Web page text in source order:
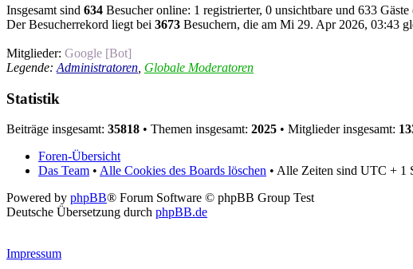
Insgesamt sind 634 Besucher online: 1 registrierter, 0 unsichtbare und 633
Der Besucherrekord liegt bei 3673 Besuchern, die am Mi 29. Apr 2026, 03:43
Mitglieder: Google [Bot]
Legende: Administratoren Globale Moderatoren
Statistik
Beiträge insgesamt: 35818 • Themen insgesamt: 2025 • Mitglieder insgesamt:
Foren-Übersicht
Das Team • Alle Cookies des Boards löschen • Alle Zeiten sind UTC + 1
Powered by phpBB® Forum Software © phpBB Group Test
Deutsche Übersetzung durch phpBB.de
Impressum